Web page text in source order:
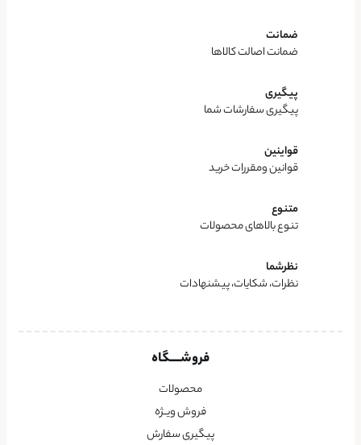
ضمانت
ضمانت اصالت کالاها
پیگیری
پیگیری سفارشات شما
قواینین
قوانین ومقررات خرید
متنوع
تنوع بالاهای محصولات
نظرشما
نظرات، شکایات، پیشنهادات
فروشــــگاه
محصولات
فروش ویــژه
پیگیری سفارش